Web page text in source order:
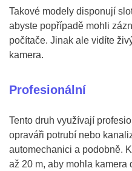
Takové modely disponují
abyste popřípadě mohli
počítače. Jinak ale vidíte
kamera.
Profesionální
Tento druh využívají
opraváři potrubí nebo
automechanici a podobně.
až 20 m, aby mohla kamera